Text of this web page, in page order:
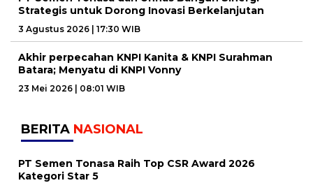
Strategis untuk Dorong Inovasi Berkelanjutan
3 Agustus 2026 | 17:30 WIB
Akhir perpecahan KNPI Kanita & KNPI Surahman
Batara; Menyatu di KNPI Vonny
23 Mei 2026 | 08:01 WIB
BERITA NASIONAL
PT Semen Tonasa Raih Top CSR Award 2026
Kategori Star 5